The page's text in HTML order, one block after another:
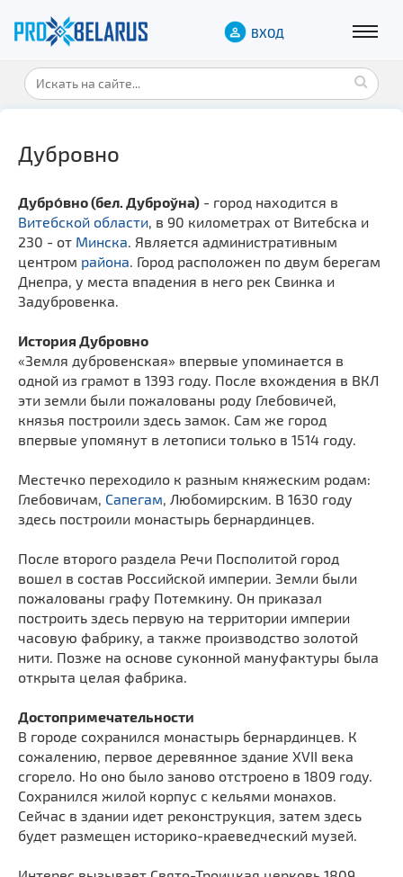
ВХОД
Дубровно
Дубро́вно (бел. Дуброўна) - город находится в
Витебской области , в 90 километрах от Витебска и
230 - от Минска . Является административным
центром района . Город расположен по двум берегам
Днепра, у места впадения в него рек Свинка и
Задубровенка.
История Дубровно
«Земля дубровенская» впервые упоминается в
одной из грамот в 1393 году. После вхождения в ВКЛ
эти земли были пожалованы роду Глебовичей,
князья построили здесь замок. Сам же город
впервые упомянут в летописи только в 1514 году.
Местечко переходило к разным княжеским родам:
Глебовичам, Сапегам , Любомирским. В 1630 году
здесь построили монастырь бернардинцев.
После второго раздела Речи Посполитой город
вошел в состав Российской империи. Земли были
пожалованы графу Потемкину. Он приказал
построить здесь первую на территории империи
часовую фабрику, а также производство золотой
нити. Позже на основе суконной мануфактуры была
открыта целая фабрика.
Достопримечательности
В городе сохранился монастырь бернардинцев. К
сожалению, первое деревянное здание XVII века
сгорело. Но оно было заново отстроено в 1809 году.
Сохранился жилой корпус с кельями монахов.
Сейчас в здании идет реконструкция, затем здесь
будет размещен историко-краеведческий музей.